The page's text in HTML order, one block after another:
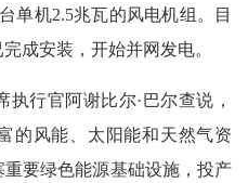
单机2.5兆瓦的风电机组。目
成安装，开始并网发电。
行官阿谢比尔·巴尔查说，
的风能、太阳能和天然气资
要绿色能源基础设施，投产